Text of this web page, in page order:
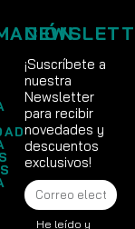
¡Suscríbete a
nuestra
Newsletter
para recibir
novedades y
descuentos
exclusivos!
He leído y